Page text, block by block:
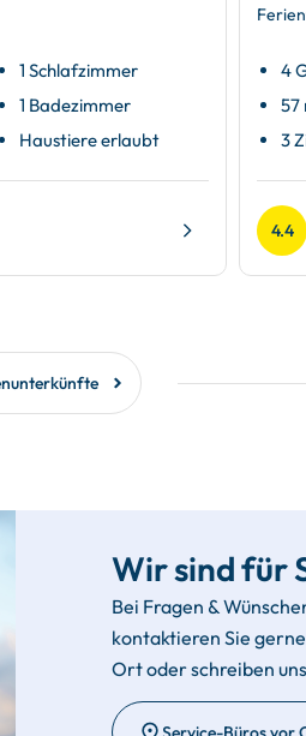
1 Schlafzimmer
1 Badezimmer
Haustiere erlaubt
4
57
3
4.4
Wir sind für
Bei Fragen &
kontaktieren Sie
Ort oder schreiben